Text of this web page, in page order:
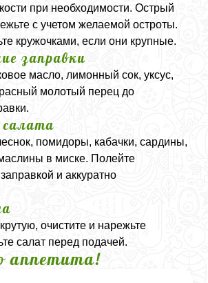
при необходимости. Острый
с учетом желаемой остроты.
кружочками, если они крупные.
заправки
масло, лимонный сок, уксус,
молотый перец до
помидоры, кабачки, сардины,
в миске. Полейте
и аккуратно
очистите и нарежьте
салат перед подачей.
аппетита!